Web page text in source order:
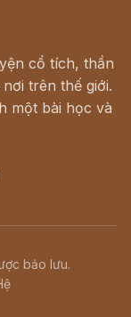
cổ tích, thần
trên thế giới.
một bài học và
bảo lưu.